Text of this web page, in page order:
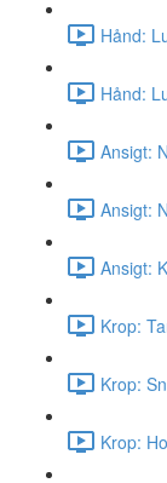
Hånd:
Hånd:
Ansigt:
Ansigt:
Ansigt:
Krop:
Krop:
Krop: